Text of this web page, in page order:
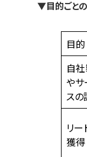
▼目的ごと
目的
自
や
スの
リー
獲得